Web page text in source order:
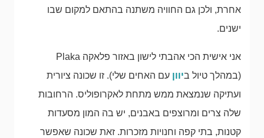
אחרת, ולכן גם החוויה משתנה בהתאם למקום שבו
ישנים.
אני אישית הכי אהבתי לישון באזור פלאקה Plaka
(במהלך טיול ביוון עם האחים שלי). זו שכונה ציורית
ועתיקה שנמצאת ממש מתחת לאקרופוליס. הרחובות
שלה צרים ומרוצפים באבנים, יש בה המון מסעדות
קטנות, בתי קפה וחנויות מזכרות. זאת שכונה שאפשר